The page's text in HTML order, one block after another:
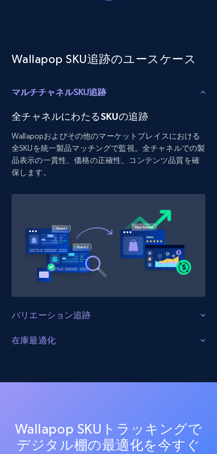
1.9K+
Amazon products search
Asin, URL, Name, Sponsored, Initial price, Final
price, Currency, Sold, and more.
URL, Product id, Title, Product description,
Rating, Reviews count, Initial price, Discount,
and more.
1.3K+
specified keywords
Target - Discover products by category url
Wallapop SKU追跡のユースケース
マルチチャネルSKU追跡
全チャネルにわたるSKUの追跡
Wallapopおよびその他のマーケットプレイスにおける
全SKUを統一製品マッチングで監視。全チャネルでの製
品表示の一貫性、価格の正確性、コンテンツ品質を確
保します。
バリエーション追跡
すべての製品バリエーションを監視する
ションの一貫性を確保し、欠落バリエーションを特定
在庫最適化
すべてのWallapopチャネルにおける在庫状況をリアル
Wallapop SKUトラッキングで
デジタル棚の最適化を今すぐ